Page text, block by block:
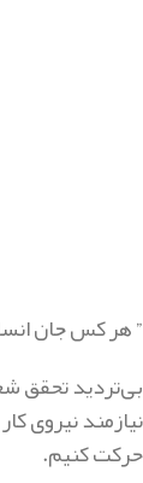
” هر کس جان انسانی
بی‌تردید تحقق
نیازمند نیروی
حرکت کنیم.